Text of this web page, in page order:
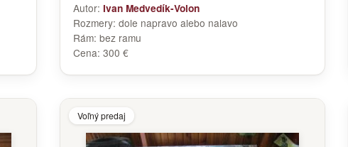
Autor: Ivan Medvedík-Volon
Rozmery:dole napravo alebo nalavo
Rám:bez ramu
Cena:300 €
Voľný predaj